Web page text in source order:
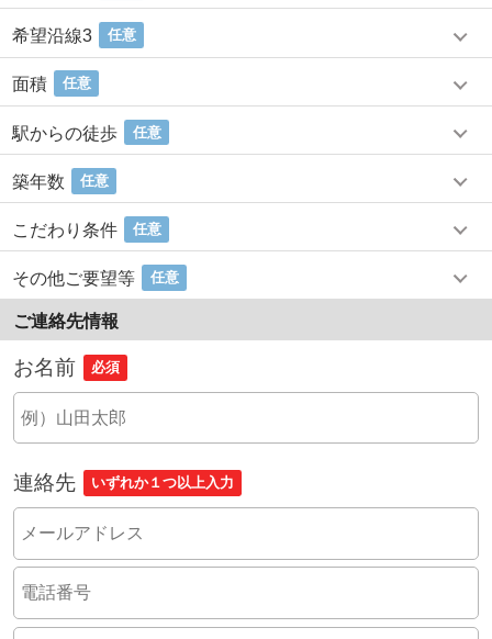
希望沿線3 任意
面積 任意
駅からの徒歩 任意
築年数 任意
こだわり条件 任意
その他ご要望等 任意
ご連絡先情報
お名前 必須
連絡先 いずれか１つ以上入力